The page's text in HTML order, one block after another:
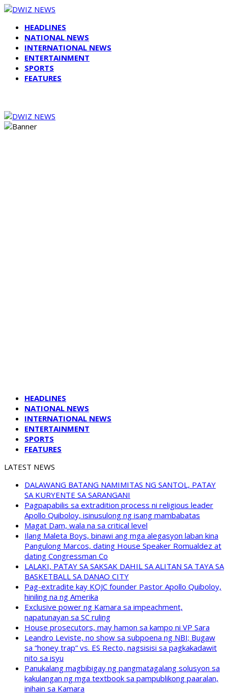
HEADLINES
NATIONAL NEWS
INTERNATIONAL NEWS
ENTERTAINMENT
SPORTS
FEATURES
HEADLINES
NATIONAL NEWS
INTERNATIONAL NEWS
ENTERTAINMENT
SPORTS
FEATURES
LATEST NEWS
DALAWANG BATANG NAMIMITAS NG SANTOL, PATAY
SA KURYENTE SA SARANGANI
Pagpapabilis sa extradition process ni religious leader
Apollo Quiboloy, isinusulong ng isang mambabatas
Magat Dam, wala na sa critical level
Ilang Maleta Boys, binawi ang mga alegasyon laban kina
Pangulong Marcos, dating House Speaker Romualdez at
dating Congressman Co
LALAKI, PATAY SA SAKSAK DAHIL SA ALITAN SA TAYA SA
BASKETBALL SA DANAO CITY
Pag-extradite kay KOJC founder Pastor Apollo Quiboloy,
hiniling na ng Amerika
Exclusive power ng Kamara sa impeachment,
napatunayan sa SC ruling
House prosecutors, may hamon sa kampo ni VP Sara
Leandro Leviste, no show sa subpoena ng NBI; Bugaw
sa “honey trap” vs. ES Recto, nagsisisi sa pagkakadawit
nito sa isyu
Panukalang magbibigay ng pangmatagalang solusyon sa
kakulangan ng mga textbook sa pampublikong paaralan,
inihain sa Kamara